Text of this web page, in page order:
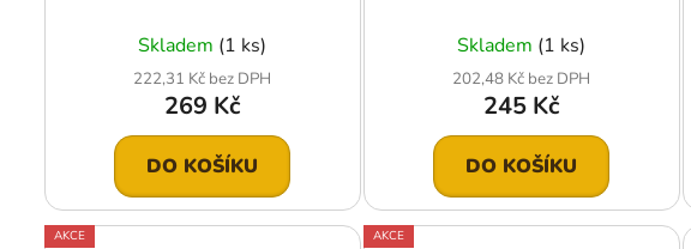
Skladem (1 ks)
222,31 Kč bez DPH
269 Kč
DO KOŠÍKU
Skladem (1 ks)
202,48 Kč bez DPH
245 Kč
DO KOŠÍKU
AKCE
AKCE